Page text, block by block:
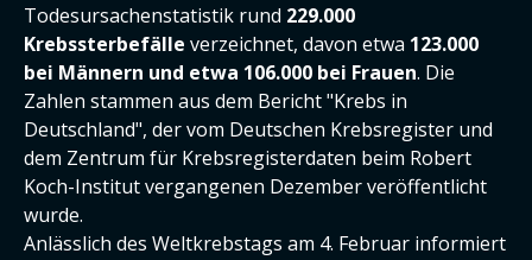
Todesursachenstatistik rund 229.000
Krebssterbefälle verzeichnet, davon etwa 123.000
bei Männern und etwa 106.000 bei Frauen. Die
Zahlen stammen aus dem Bericht "Krebs in
Deutschland", der vom Deutschen Krebsregister und
dem Zentrum für Krebsregisterdaten beim Robert
Koch-Institut vergangenen Dezember veröffentlicht
wurde.
Anlässlich des Weltkrebstags am 4. Februar informiert